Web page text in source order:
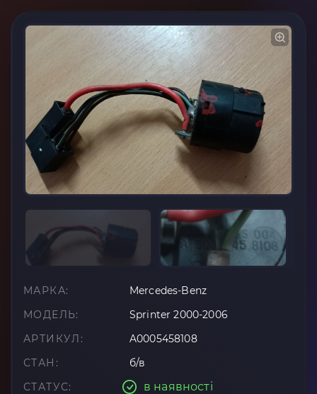
МАРКА:
Mercedes-Benz
МОДЕЛЬ:
Sprinter 2000-2006
АРТИКУЛ:
A0005458108
СТАН:
б/в
СТАТУС:
в наявності